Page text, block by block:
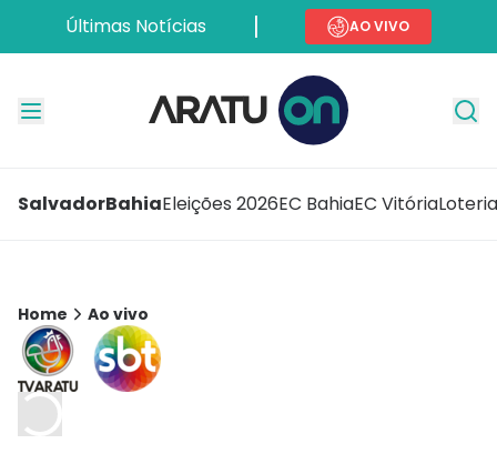
Últimas Notícias AO VIVO
SalvadorBahiaEleições 2026EC BahiaEC Vitória
Home Ao vivo
Carregando transmissão ao vivo